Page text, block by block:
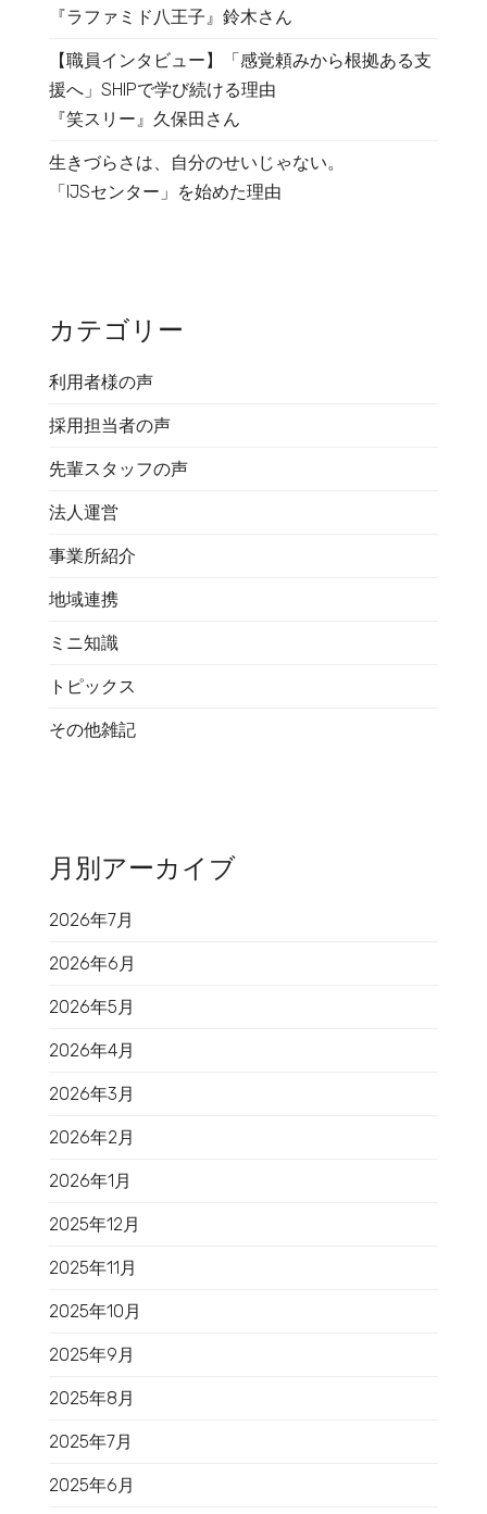
『ラファミド八王子』鈴木さん
【職員インタビュー】「感覚頼みから根拠ある支
援へ」SHIPで学び続ける理由
『笑スリー』久保田さん
生きづらさは、自分のせいじゃない。
「IJSセンター」を始めた理由
カテゴリー
利用者様の声
採用担当者の声
先輩スタッフの声
法人運営
事業所紹介
地域連携
ミニ知識
トピックス
その他雑記
月別アーカイブ
2026年7月
2026年6月
2026年5月
2026年4月
2026年3月
2026年2月
2026年1月
2025年12月
2025年11月
2025年10月
2025年9月
2025年8月
2025年7月
2025年6月